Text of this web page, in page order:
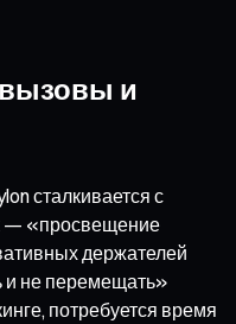
и
сталкивается с
— «просвещение
держателей
и не перемещать»
потребуется время